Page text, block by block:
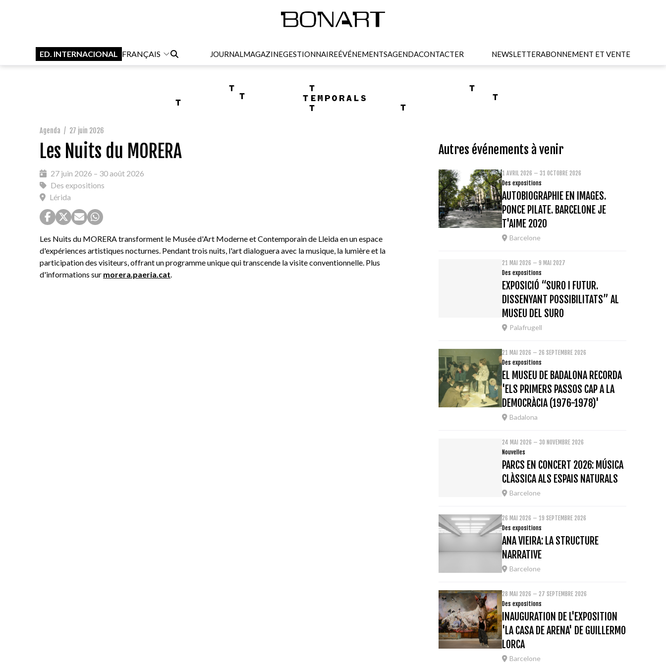
ED. INTERNACIONAL FRANÇAIS JOURNALMAGAZINEGESTIONNAIREÉVÉNEMENTSAGENDACONTACTER NEWSLETTERABONNEMENT ET VENTE
Agenda / 27 juin 2026
Les Nuits du MORERA
27 juin 2026 – 30 août 2026
Des expositions
Lérida
Les Nuits du MORERA transforment le Musée d'Art Moderne et Contemporain de Lleida en un espace
d'expériences artistiques nocturnes. Pendant trois nuits, l'art dialoguera avec la musique, la lumière et la
participation des visiteurs, offrant un programme unique qui transcende la visite conventionnelle. Plus
d'informations sur morera.paeria.cat.
Autres événements à venir
1 AVRIL 2026 – 31 OCTOBRE 2026
Des expositions
AUTOBIOGRAPHIE EN IMAGES.
PONCE PILATE. BARCELONE JE
T'AIME 2020
Barcelone
21 MAI 2026 – 9 MAI 2027
Des expositions
EXPOSICIÓ “SURO I FUTUR.
DISSENYANT POSSIBILITATS” AL
MUSEU DEL SURO
Palafrugell
21 MAI 2026 – 26 SEPTEMBRE 2026
Des expositions
EL MUSEU DE BADALONA RECORDA
'ELS PRIMERS PASSOS CAP A LA
DEMOCRÀCIA (1976-1978)'
Badalona
24 MAI 2026 – 30 NOVEMBRE 2026
Nouvelles
PARCS EN CONCERT 2026: MÚSICA
CLÀSSICA ALS ESPAIS NATURALS
Barcelone
26 MAI 2026 – 19 SEPTEMBRE 2026
Des expositions
ANA VIEIRA: LA STRUCTURE
NARRATIVE
Barcelone
28 MAI 2026 – 27 SEPTEMBRE 2026
Des expositions
INAUGURATION DE L'EXPOSITION
'LA CASA DE ARENA' DE GUILLERMO
LORCA
Barcelone